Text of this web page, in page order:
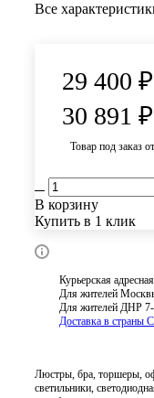
Все
29 400 ₽
30 891 ₽
Товар под заказ
В корзину
Купить в 1 клик
Курьерская
Для жителей
Для жителей ДНР 7-
Доставка в страны
Люстры, бра, торшеры,
светильники,